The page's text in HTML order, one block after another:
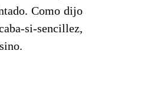
Como dijo
si-sencillez,